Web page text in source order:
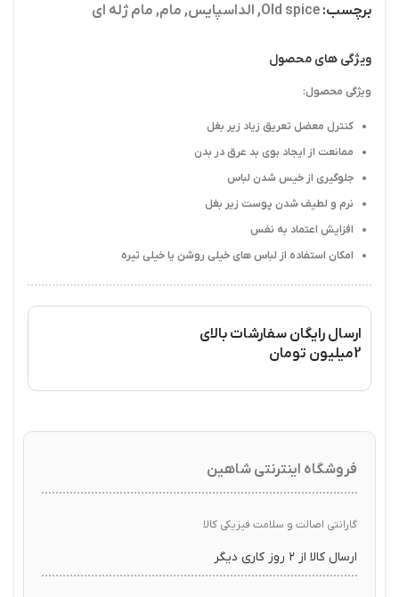
برچسب: Old spice
, الداسپایس, مام, مام ژله ای
ویژگی های محصول
ویژگی محصول:
کنترل معضل تعریق زیاد زیر بغل
ممانعت از ایجاد بوی بد عرق در بدن
جلوگیری از خیس شدن لباس
نرم و لطیف شدن پوست زیر بغل
افزایش اعتماد به نفس
امکان استفاده از لباس های خیلی روشن یا خیلی تیره
ارسال رایگان سفارشات بالای
2میلیون تومان
فروشگاه اینترنتی شاهین
گارانتی اصالت و سلامت فیزیکی کالا
ارسال کالا از ۲ روز کاری دیگر